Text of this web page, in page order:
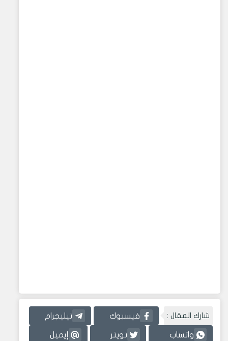
شارك المقال : فيسبوك تيليجرام
واتساب تويتر إيميل